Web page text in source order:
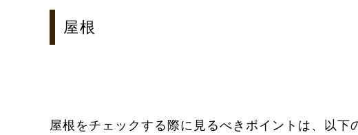
屋根
屋根をチェックする際に見るべきポイントは、以下